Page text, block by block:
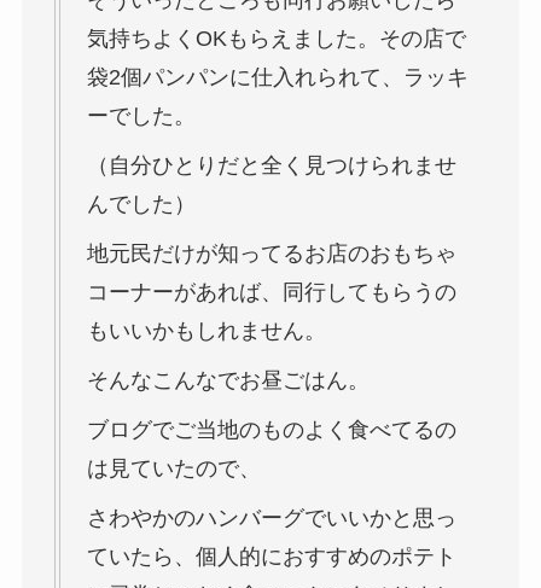
気持ちよくOKもらえました。その店で
袋2個パンパンに仕入れられて、ラッキ
ーでした。
（自分ひとりだと全く見つけられませ
んでした）
地元民だけが知ってるお店のおもちゃ
コーナーがあれば、同行してもらうの
もいいかもしれません。
そんなこんなでお昼ごはん。
ブログでご当地のものよく食べてるの
は見ていたので、
さわやかのハンバーグでいいかと思っ
ていたら、個人的におすすめのポテト